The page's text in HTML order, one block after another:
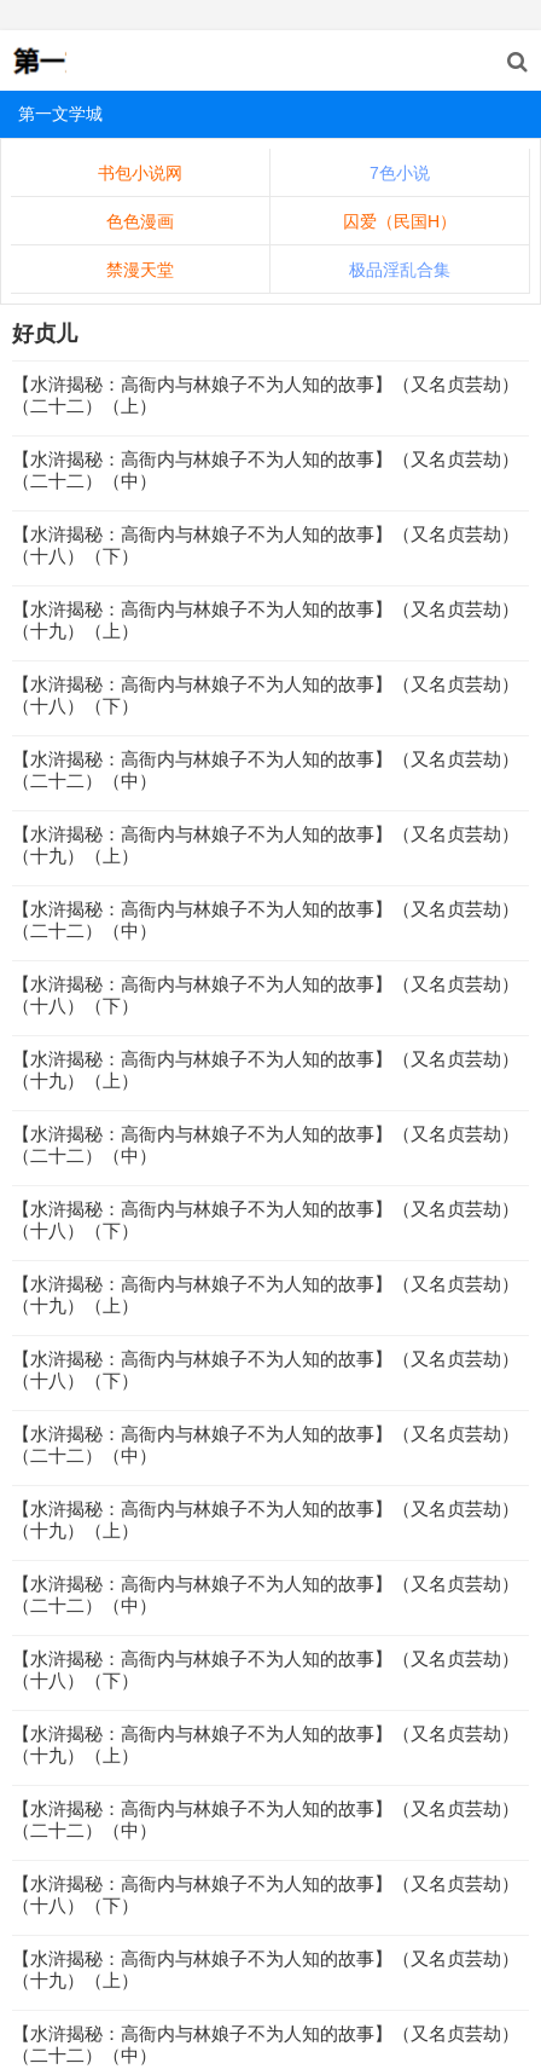
第一文学城
书包小说网 7色小说
色色漫画 囚爱（民国H）
禁漫天堂 极品淫乱合集
好贞儿
【水浒揭秘：高衙内与林娘子不为人知的故事】（又名贞芸劫）
（二十二）（上）
【水浒揭秘：高衙内与林娘子不为人知的故事】（又名贞芸劫）
（二十二）（中）
【水浒揭秘：高衙内与林娘子不为人知的故事】（又名贞芸劫）
（十八）（下）
【水浒揭秘：高衙内与林娘子不为人知的故事】（又名贞芸劫）
（十九）（上）
【水浒揭秘：高衙内与林娘子不为人知的故事】（又名贞芸劫）
（十八）（下）
【水浒揭秘：高衙内与林娘子不为人知的故事】（又名贞芸劫）
（二十二）（中）
【水浒揭秘：高衙内与林娘子不为人知的故事】（又名贞芸劫）
（十九）（上）
【水浒揭秘：高衙内与林娘子不为人知的故事】（又名贞芸劫）
（二十二）（中）
【水浒揭秘：高衙内与林娘子不为人知的故事】（又名贞芸劫）
（十八）（下）
【水浒揭秘：高衙内与林娘子不为人知的故事】（又名贞芸劫）
（十九）（上）
【水浒揭秘：高衙内与林娘子不为人知的故事】（又名贞芸劫）
（二十二）（中）
【水浒揭秘：高衙内与林娘子不为人知的故事】（又名贞芸劫）
（十八）（下）
【水浒揭秘：高衙内与林娘子不为人知的故事】（又名贞芸劫）
（十九）（上）
【水浒揭秘：高衙内与林娘子不为人知的故事】（又名贞芸劫）
（十八）（下）
【水浒揭秘：高衙内与林娘子不为人知的故事】（又名贞芸劫）
（二十二）（中）
【水浒揭秘：高衙内与林娘子不为人知的故事】（又名贞芸劫）
（十九）（上）
【水浒揭秘：高衙内与林娘子不为人知的故事】（又名贞芸劫）
（二十二）（中）
【水浒揭秘：高衙内与林娘子不为人知的故事】（又名贞芸劫）
（十八）（下）
【水浒揭秘：高衙内与林娘子不为人知的故事】（又名贞芸劫）
（十九）（上）
【水浒揭秘：高衙内与林娘子不为人知的故事】（又名贞芸劫）
（二十二）（中）
【水浒揭秘：高衙内与林娘子不为人知的故事】（又名贞芸劫）
（十八）（下）
【水浒揭秘：高衙内与林娘子不为人知的故事】（又名贞芸劫）
（十九）（上）
【水浒揭秘：高衙内与林娘子不为人知的故事】（又名贞芸劫）
（二十二）（中）